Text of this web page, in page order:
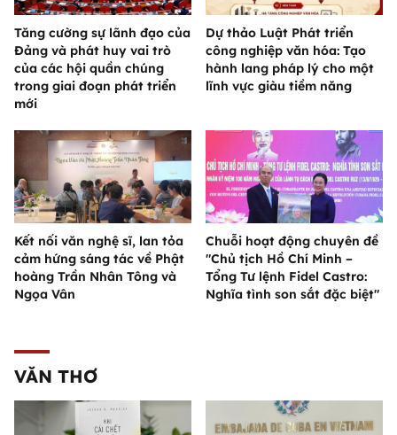
Tăng cường sự lãnh đạo của
Đảng và phát huy vai trò
của các hội quần chúng
trong giai đoạn phát triển
mới
Dự thảo Luật Phát triển
công nghiệp văn hóa: Tạo
hành lang pháp lý cho một
lĩnh vực giàu tiềm năng
Kết nối văn nghệ sĩ, lan tỏa
cảm hứng sáng tác về Phật
hoàng Trần Nhân Tông và
Ngọa Vân
Chuỗi hoạt động chuyên đề
"Chủ tịch Hồ Chí Minh –
Tổng Tư lệnh Fidel Castro:
Nghĩa tình son sắt đặc biệt"
VĂN THƠ